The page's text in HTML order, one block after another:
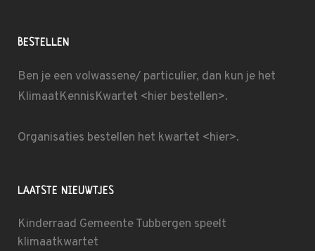
BESTELLEN
Ben je een volwassene/ particulier, dan kun je het
KlimaatKennisKwartet <hier bestellen>.
Organisaties bestellen het kwartet <hier>.
LAATSTE NIEUWTJES
Kinderraad Gemeente Tubbergen speelt
klimaatkwartet